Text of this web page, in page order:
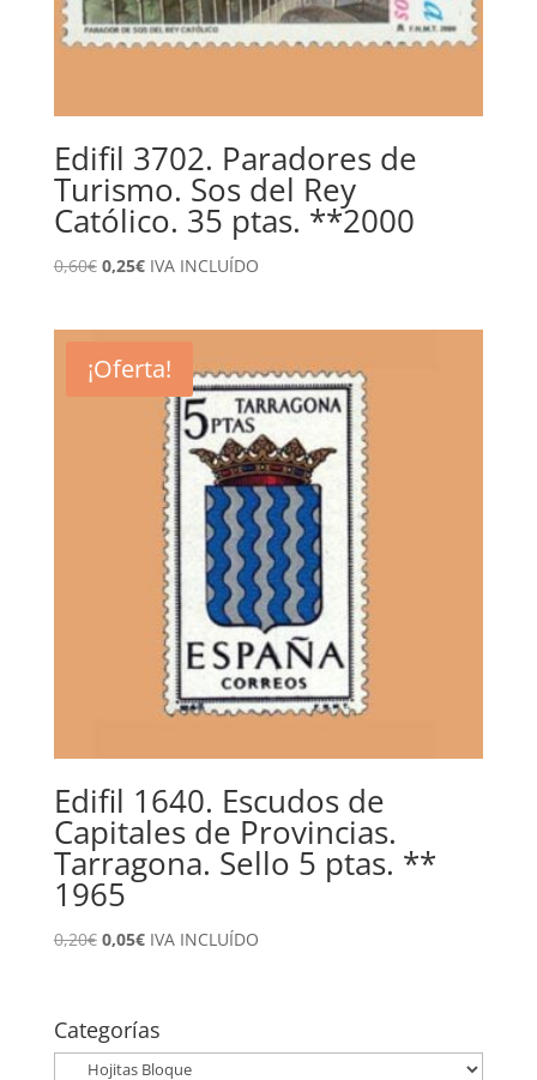
Edifil 3702. Paradores de
Turismo. Sos del Rey
Católico. 35 ptas. **2000
0,60€ El
0,60€.
0,25€El
0,25€.
IVA INCLUÍDO
¡Oferta!
Edifil 1640. Escudos de
Capitales de Provincias.
Tarragona. Sello 5 ptas. **
1965
0,20€ El
era:
0,20€.
0,05€El
es:
0,05€.
IVA INCLUÍDO
Categorías